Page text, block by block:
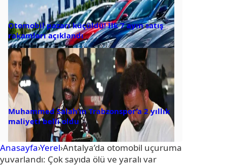
Otomobil pazarı küçüldü! İlk 7 ayın satış
rakamları açıklandı
Muhammed Salah’ın Trabzonspor’a 2 yıllık
maliyeti belli oldu
Anasayfa›Yerel›Antalya’da otomobil uçuruma
yuvarlandı: Çok sayıda ölü ve yaralı var